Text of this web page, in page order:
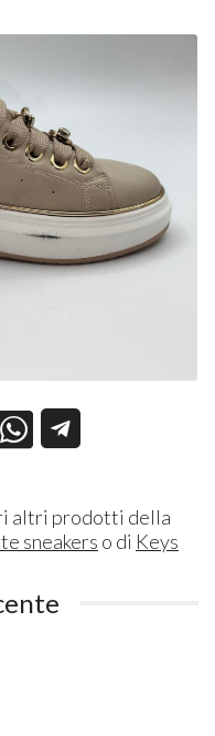
altri prodotti della
sneakers o di Keys